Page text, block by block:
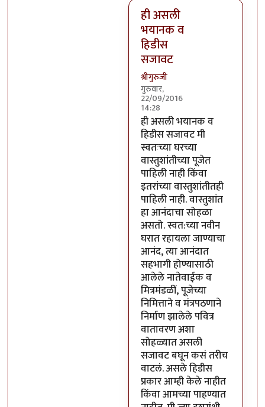
ही असली
भयानक व
हिडीस
सजावट
श्रीगुरुजी
गुरुवार,
22/09/2016
14:28
In reply to@ मी ज्या ज्या
ही असली भयानक व
हिडीस सजावट मी
स्वतःच्या घरच्या
वास्तुशांतीच्या पूजेत
पाहिली नाही किंवा
इतरांच्या वास्तुशांतीतही
पाहिली नाही. वास्तुशांत
हा आनंदाचा सोहळा
असतो. स्वत:च्या नवीन
घरात रहायला जाण्याचा
आनंद, त्या आनंदात
सहभागी होण्यासाठी
आलेले नातेवाईक व
मित्रमंडळीं, पूजेच्या
निमित्ताने व मंत्रपठणाने
निर्माण झालेले पवित्र
वातावरण अशा
सोहळ्यात असली
सजावट बघून कसं तरीच
वाटलं. असले हिडीस
प्रकार आम्ही केले नाहीत
किंवा आमच्या पाहण्यात